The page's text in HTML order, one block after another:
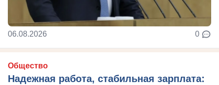
06.08.2026 0
Общество
Надежная работа, стабильная зарплата: